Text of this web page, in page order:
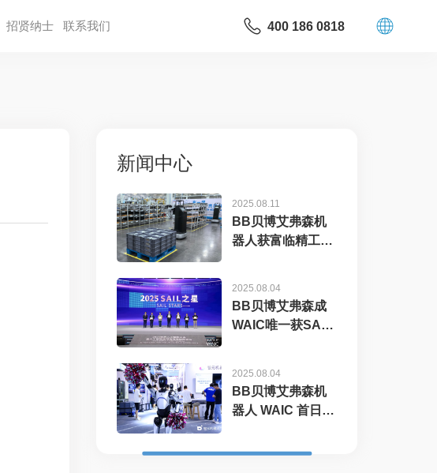
招贤纳⼠ 联系我们 400 186 0818
新闻中心
2025.08.11
BB贝博艾弗森机
器人获富临精工数
2025.08.04
BB贝博艾弗森成
WAIC唯一获SAIL
2025.08.04
BB贝博艾弗森机
器人 WAIC 首日展